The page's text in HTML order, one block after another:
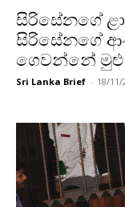
සිරිසේනගේ
සිරිසේනගේ
ගෙවන්නේ මුළු
Sri Lanka Brief - 18/11/